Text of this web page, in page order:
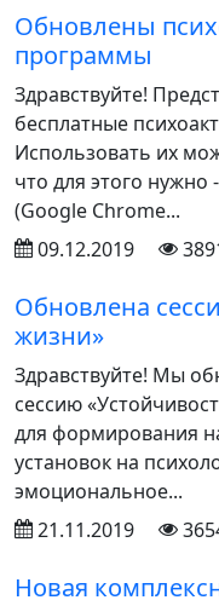
Обновлены
программы
Здравствуйте!
бесплатные
Использовать их
что для этого
(Google Chrome...
09.12.2019
Обновлена
жизни»
Здравствуйте! Мы
сессию
для формирования
установок на
эмоциональное...
21.11.2019
Новая